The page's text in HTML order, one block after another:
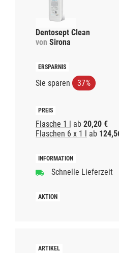
Dentosept Clean
von Sirona
Sie sparen 37%
Flasche 1 l ab 20,20 €
Flaschen 6 x 1 l ab
Schnelle Lieferzeit